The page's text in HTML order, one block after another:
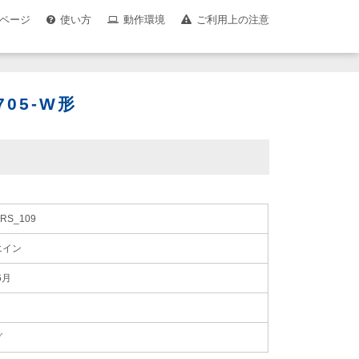
ージ 使い方 動作環境 ご利用上の注意
W形
ン